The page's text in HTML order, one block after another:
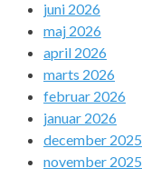
juni 2026
maj 2026
april 2026
marts 2026
februar 2026
januar 2026
december 2025
november 2025